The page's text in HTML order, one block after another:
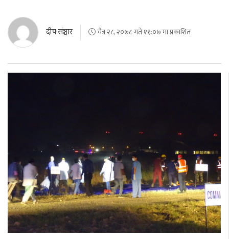
दीप संञ्चार चैत्र २८, २०७८ गते ११:०७ मा प्रकाशित